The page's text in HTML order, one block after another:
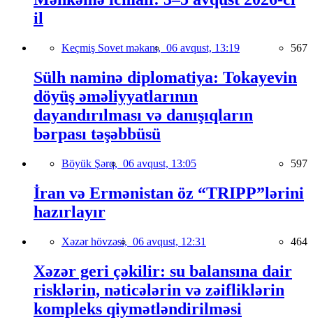
il
Keçmiş Sovet məkanı, 06 avqust, 13:19 567
Sülh naminə diplomatiya: Tokayevin
döyüş əməliyyatlarının
dayandırılması və danışıqların
bərpası təşəbbüsü
Böyük Şərq, 06 avqust, 13:05 597
İran və Ermənistan öz “TRIPP”lərini
hazırlayır
Xəzər hövzəsi, 06 avqust, 12:31 464
Xəzər geri çəkilir: su balansına dair
risklərin, nəticələrin və zəifliklərin
kompleks qiymətləndirilməsi